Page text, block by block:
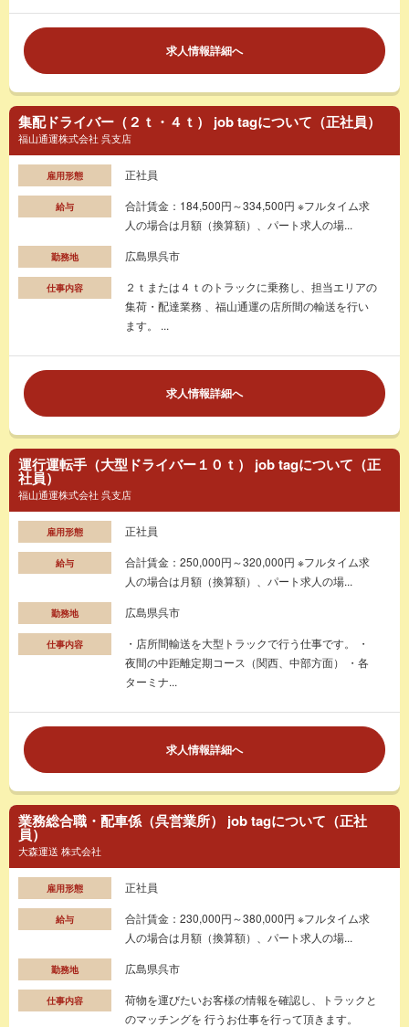
求人情報詳細へ
集配ドライバー（２ｔ・４ｔ） job tagについて（正社員）
福山通運株式会社 呉支店
雇用形態 正社員
給与
合計賃金：184,500円～334,500円 ※フルタイム求
人の場合は月額（換算額）、パート求人の場...
勤務地 広島県呉市
仕事内容
２ｔまたは４ｔのトラックに乗務し、担当エリアの
集荷・配達業務 、福山通運の店所間の輸送を行い
ます。 ...
求人情報詳細へ
運行運転手（大型ドライバー１０ｔ） job tagについて（正
社員）
福山通運株式会社 呉支店
雇用形態 正社員
給与
合計賃金：250,000円～320,000円 ※フルタイム求
人の場合は月額（換算額）、パート求人の場...
勤務地 広島県呉市
仕事内容
・店所間輸送を大型トラックで行う仕事です。 ・
夜間の中距離定期コース（関西、中部方面） ・各
ターミナ...
求人情報詳細へ
業務総合職・配車係（呉営業所） job tagについて（正社
員）
大森運送 株式会社
雇用形態 正社員
給与
合計賃金：230,000円～380,000円 ※フルタイム求
人の場合は月額（換算額）、パート求人の場...
勤務地 広島県呉市
仕事内容
荷物を運びたいお客様の情報を確認し、トラックと
のマッチングを 行うお仕事を行って頂きます。